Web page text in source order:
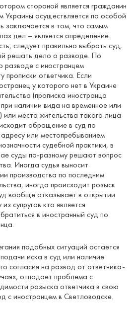
стороной является гражданин
Украины осуществляется по особой
заключается в том, что самым
дел – является определение
следует правильно выбрать суд,
решать дело о разводе. По
с иностранцем
прописки ответчика. Если
у которого нет в Украине
(прописка иностранца
наличии вида на временное или
или место жительства такого лица
обращение в суд по
или местопребыванием
судебной практики, в
суды по-разному решают вопрос
Иногда судья выносит
производства по последним
иногда происходит розыск
вообще отказывает в открытии
супругов кто является
в иностранный суд по
подобных ситуаций остается
иска в суд или наличие
согласия на развод от ответчика-
отпадает проблема с
розыска ответчика в свою
с иностранцем в Светловодске.